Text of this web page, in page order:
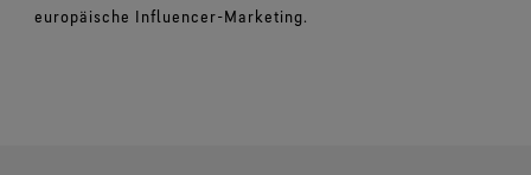
europäische Influencer-Marketing.